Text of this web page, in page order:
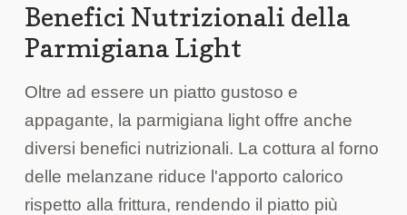
Benefici Nutrizionali della
Parmigiana Light
Oltre ad essere un piatto gustoso e
appagante, la parmigiana light offre anche
diversi benefici nutrizionali. La cottura al forno
delle melanzane riduce l'apporto calorico
rispetto alla frittura, rendendo il piatto più